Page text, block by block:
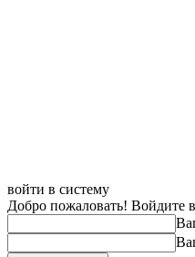
войти в систему
Добро пожаловать! Войдите